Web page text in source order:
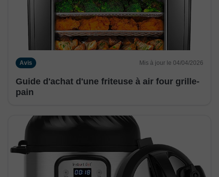
Avis Mis à jour le 04/04/2026
Guide d'achat d'une friteuse à air four grille-
pain